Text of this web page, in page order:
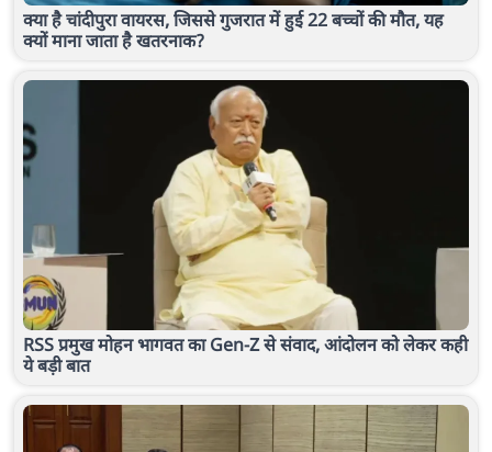
क्या है चांदीपुरा वायरस, जिससे गुजरात में हुई 22 बच्चों की मौत, यह
क्यों माना जाता है खतरनाक?
RSS प्रमुख मोहन भागवत का Gen-Z से संवाद, आंदोलन को लेकर कही
ये बड़ी बात